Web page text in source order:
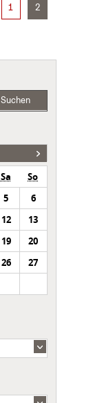
1 2
Suchen
Sa
So
5
6
12
13
19
20
26
27